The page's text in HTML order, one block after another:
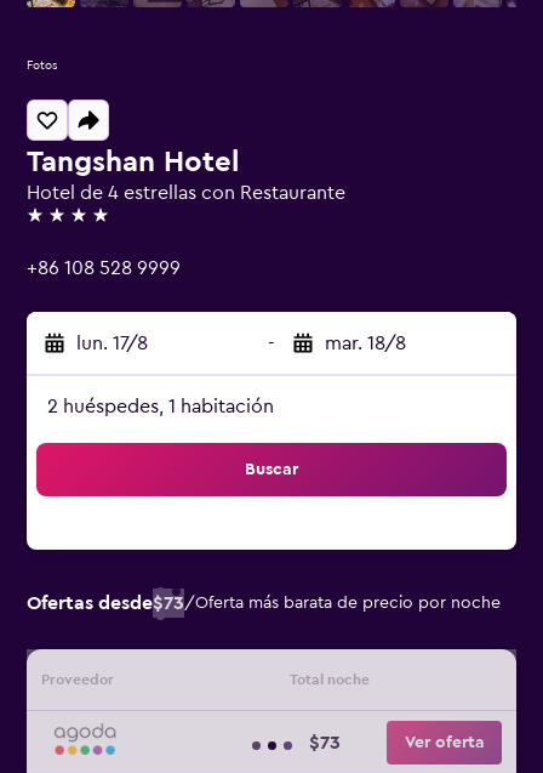
Tangshan Hotel
Hotel de 4 estrellas con Restaurante
4 estrellas
+86 108 528 9999
lun. 17/8 - mar. 18/8
2 huéspedes, 1 habitación
Buscar
Ofertas desde$73/Oferta más barata de precio por noche
Proveedor Total noche
$73 Ver oferta
Fotos